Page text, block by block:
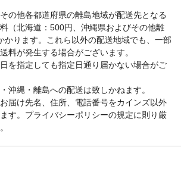
の他各都道府県の離島地域が配送先となる
（北海道：500円、沖縄県およびその他離
かります。これら以外の配送地域でも、一部
料が発生する場合がございます。
を指定しても指定日通り届かない場合がご
沖縄・離島への配送は致しかねます。
届け先名、住所、電話番号をカインズ以外
す。プライバシーポリシーの規定に則り厳